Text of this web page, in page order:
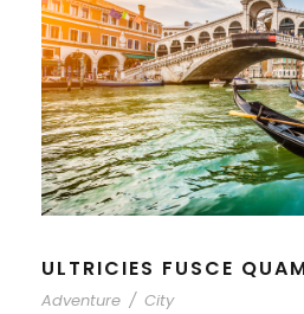
ULTRICIES FUSCE
Adventure / City